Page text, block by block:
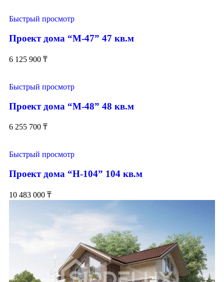
Быстрый просмотр
Проект дома “М-47” 47 кв.м
6 125 900 ₸
Быстрый просмотр
Проект дома “М-48” 48 кв.м
6 255 700 ₸
Быстрый просмотр
Проект дома “Н-104” 104 кв.м
10 483 000 ₸